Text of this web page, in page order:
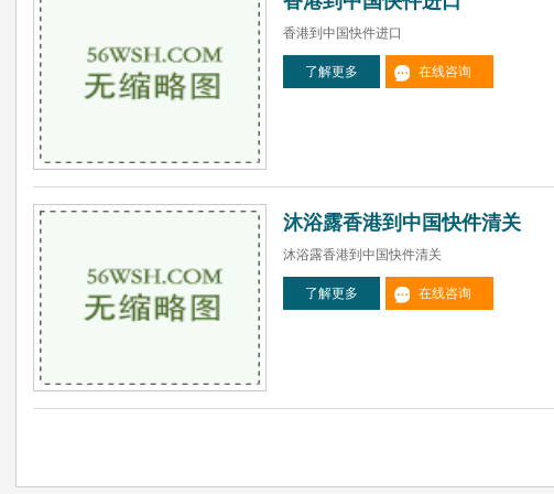
香港到中国快件进口
了解更多 在线咨询
沐浴露香港到中国快件清关
沐浴露香港到中国快件清关
了解更多 在线咨询